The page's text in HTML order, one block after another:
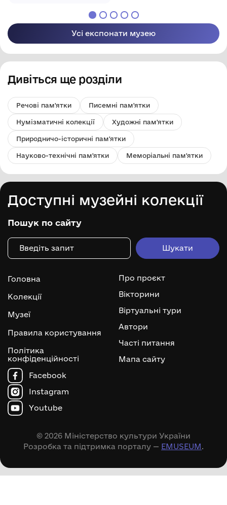
області
Усі експонати музею
Дивіться ще розділи
Речові пам'ятки Писемні пам'ятки
Нумізматичні колекції Художні пам'ятки
Природничо-історичні пам'ятки
Науково-технічні пам'ятки Меморіальні пам'ятки
Доступні музейні колекції
Пошук по сайту
Головна
Колекції
Музеї
Правила користування
Політика
конфіденційності
Про проєкт
Вікторини
Віртуальні тури
Автори
Часті питання
Мапа сайту
Facebook
Instagram
Youtube
© 2026 Міністерство культури України
Розробка та підтримка порталу — EMUSEUM .